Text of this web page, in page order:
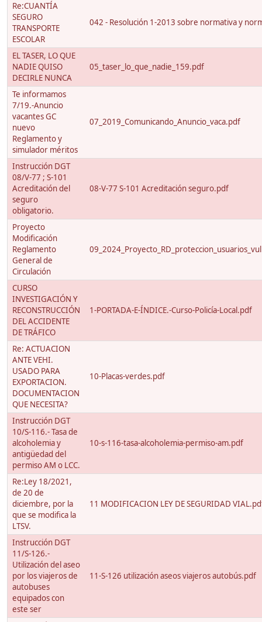
Re:CUANTÍA
SEGURO
TRANSPORTE
ESCOLAR
042 - Resolución 1-2013 sobre normativa y
EL TASER, LO QUE
NADIE QUISO
DECIRLE NUNCA
05_taser_lo_que_nadie_159.pdf
Te informamos
7/19.-Anuncio
vacantes GC
nuevo
Reglamento y
simulador méritos
07_2019_Comunicando_Anuncio_vaca.pdf
Instrucción DGT
08/V-77 ; S-101
Acreditación del
seguro
obligatorio.
08-V-77 S-101 Acreditación seguro.pdf
Proyecto
Modificación
Reglamento
General de
Circulación
CURSO
INVESTIGACIÓN Y
RECONSTRUCCIÓN
DEL ACCIDENTE
DE TRÁFICO
1-PORTADA-E-ÍNDICE.-Curso-Policía-Local.pdf
Re: ACTUACION
ANTE VEHI.
USADO PARA
EXPORTACION.
DOCUMENTACION
QUE NECESITA?
10-Placas-verdes.pdf
Instrucción DGT
10/S-116.- Tasa de
alcoholemia y
antigüedad del
permiso AM o LCC.
10-s-116-tasa-alcoholemia-permiso-am.pdf
Re:Ley 18/2021,
de 20 de
diciembre, por la
que se modifica la
LTSV.
11 MODIFICACION LEY DE SEGURIDAD
Instrucción DGT
11/S-126.-
Utilización del aseo
por los viajeros de
autobuses
equipados con
este ser
11-S-126 utilización aseos viajeros autobús.pdf